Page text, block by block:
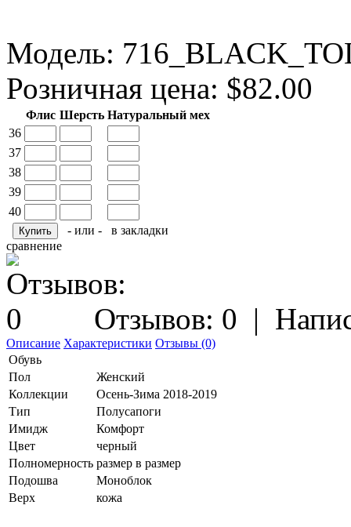
Модель:
Розничная цена: $82.00
Флис Шерсть Натуральный мех
36
37
38
39
40
- или -
в закладки
сравнение
Отзывов: 0 |
Описание Характеристики Отзывы (0)
Обувь
Пол
Женский
Коллекции
Осень-Зима 2018-2019
Тип
Полусапоги
Имидж
Комфорт
Цвет
черный
Полномерность размер в размер
Подошва
Моноблок
Верх
кожа